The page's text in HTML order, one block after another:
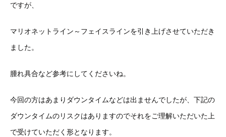
ですが、
マリオネットライン～フェイスラインを引き上げさせていただき
ました。
腫れ具合など参考にしてくださいね。
今回の方はあまりダウンタイムなどは出ませんでしたが、下記の
ダウンタイムのリスクはありますのでそれをご理解いただいた上
で受けていただく形となります。